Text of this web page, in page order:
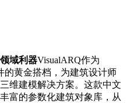
域利器VisualARQ作为
的黄金搭档，为建筑设计师
维建模解决方案。这款中文
富的参数化建筑对象库，从